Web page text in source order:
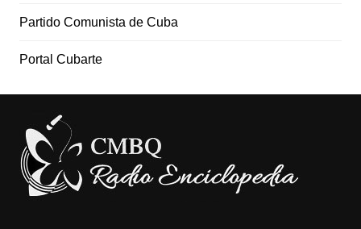
Partido Comunista de Cuba
Portal Cubarte